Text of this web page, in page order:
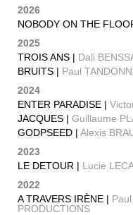
2026
NOBODY ON THE
2025
TROIS ANS | Dali
BRUITS | Paul
2024
ENTER PARADISE |
JACQUES | Guillaume
GODPSEED | Alexis
2023
LE DETOUR | Lucie
2022
A TRAVERS IRÈNE |
PRODUCTIONS